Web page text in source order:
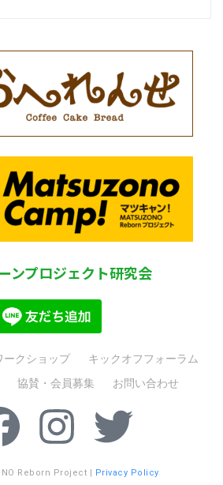
ンプロジェクト研究会
ークショップ
キックオフフォーラム
協賛・会員募集 お問い合わせ
Reborn Project | Privacy Policy